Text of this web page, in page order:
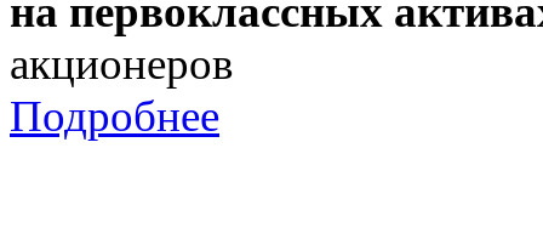
на первоклассных
акционеров
Подробнее